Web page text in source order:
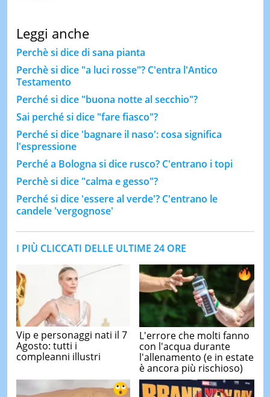
Leggi anche
Perchè si dice di sana pianta
Perchè si dice "a luci rosse"? C'entra l'Antico
Testamento
Perché si dice "buona notte al secchio"?
Sai perché si dice "fare fiasco"?
Perché si dice 'bagnare il naso': cosa significa
l'espressione
Perché a Bologna si dice rusco? C'entrano i topi
Perchè si dice "calma e gesso"?
Perché si dice 'essere al verde'? C'entrano le
candele 'vergognose'
I PIÙ CLICCATI DELLE ULTIME 24 ORE
Vip e personaggi nati il 7
Agosto: tutti i
compleanni illustri
L'errore che molti fanno
con l'acqua durante
l'allenamento (e in estate
è ancora più rischioso)